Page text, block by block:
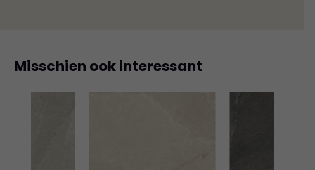
Misschien ook interessant